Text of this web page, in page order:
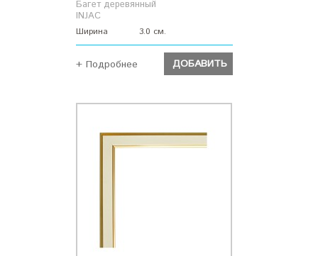
Багет деревянный
INJAC
Ширина 3.0 см.
+ Подробнее ДОБАВИТЬ